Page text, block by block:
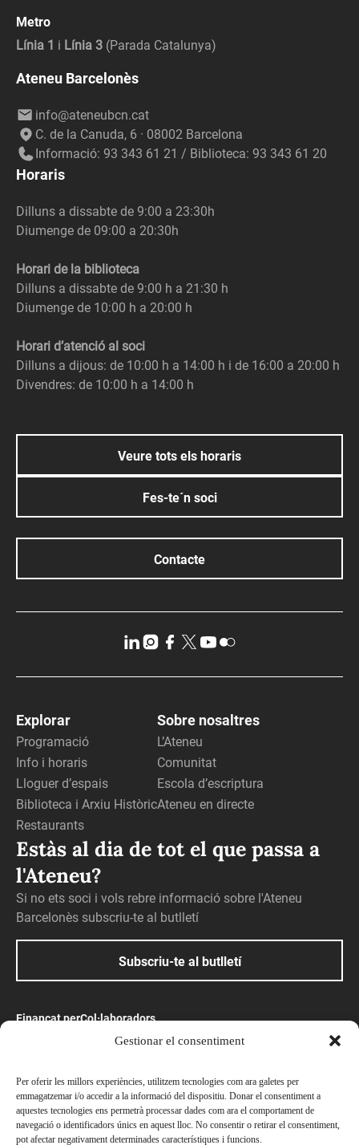
Gestionar el consentiment
Per oferir les millors experiències, utilitzem tecnologies com ara galetes per
emmagatzemar i/o accedir a la informació del dispositiu. Donar el consentiment a
aquestes tecnologies ens permetrà processar dades com ara el comportament de
navegació o identificadors únics en aquest lloc. No consentir o retirar el consentiment,
pot afectar negativament determinades característiques i funcions.
Metro
Línia 1 i Línia 3 (Parada Catalunya)
Ateneu Barcelonès
info@ateneubcn.cat
C. de la Canuda, 6 · 08002 Barcelona
Informació: 93 343 61 21 / Biblioteca: 93 343 61 20
Horaris
Dilluns a dissabte de 9:00 a 23:30h
Diumenge de 09:00 a 20:30h
Horari de la biblioteca
Dilluns a dissabte de 9:00 h a 21:30 h
Diumenge de 10:00 h a 20:00 h
Horari d’atenció al soci
Dilluns a dijous: de 10:00 h a 14:00 h i de 16:00 a 20:00 h
Divendres: de 10:00 h a 14:00 h
Veure tots els horaris
Fes-te´n soci
Contacte
Explorar
Programació
Info i horaris
Lloguer d’espais
Biblioteca i Arxiu Històric
Restaurants
Sobre nosaltres
L’Ateneu
Comunitat
Escola d’escriptura
Ateneu en directe
Estàs al dia de tot el que passa a
l'Ateneu?
Si no ets soci i vols rebre informació sobre l'Ateneu
Barcelonès subscriu-te al butlletí
Subscriu-te al butlletí
Finançat perCol·laboradors